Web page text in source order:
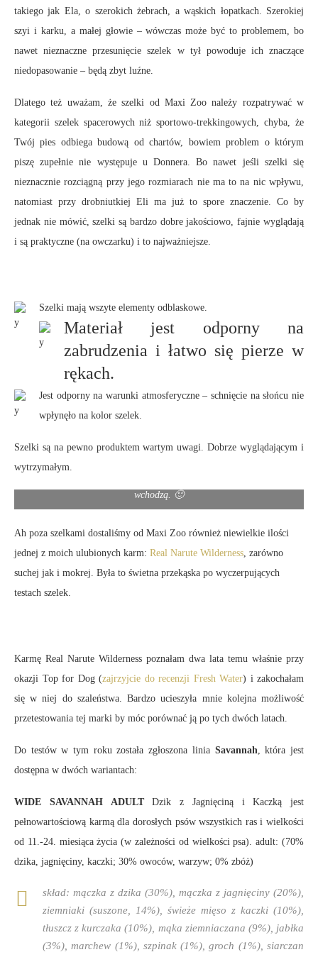
takiego jak Ela, o szerokich żebrach, a wąskich łopatkach. Szerokiej
szyi i karku, a małej głowie – wówczas może być to problemem, bo
nawet nieznaczne przesunięcie szelek w tył powoduje ich znaczące
niedopasowanie – będą zbyt luźne.
Dlatego też uważam, że szelki od Maxi Zoo należy rozpatrywać w
kategorii szelek spacerowych niż sportowo-trekkingowych, chyba, że
Twój pies odbiega budową od chartów, bowiem problem o którym
piszę zupełnie nie występuje u Donnera. Bo nawet jeśli szelki się
nieznacznie rozciągną przy jego rozmiarach nie ma to na nic wpływu,
natomiast przy drobniutkiej Eli ma już to spore znaczenie. Co by
jednak nie mówić, szelki są bardzo dobre jakościowo, fajnie wyglądają
i są praktyczne (na owczarku) i to najważniejsze.
Szelki mają wszyte elementy odblaskowe.
Materiał jest odporny na
zabrudzenia i łatwo się pierze w
rękach.
Jest odporny na warunki atmosferyczne – schnięcie na słońcu nie
wpłynęło na kolor szelek.
Szelki są na pewno produktem wartym uwagi. Dobrze wyglądającym i
wytrzymałym.
wchodzą. 🙂
Ah poza szelkami dostaliśmy od Maxi Zoo również niewielkie ilości
jednej z moich ulubionych karm: Real Narute Wilderness, zarówno
suchej jak i mokrej. Była to świetna przekąska po wyczerpujących
testach szelek.
Karmę Real Narute Wilderness poznałam dwa lata temu właśnie przy
okazji Top for Dog (zajrzyjcie do recenzji Fresh Water) i zakochałam
się w niej do szaleństwa. Bardzo ucieszyła mnie kolejna możliwość
przetestowania tej marki by móc porównać ją po tych dwóch latach.
Do testów w tym roku została zgłoszona linia Savannah, która jest
dostępna w dwóch wariantach:
WIDE SAVANNAH ADULTDzik z Jagnięciną i Kaczką jest
pełnowartościową karmą dla dorosłych psów wszystkich ras i wielkości
od 11.-24. miesiąca życia (w zależności od wielkości psa). adult: (70%
dzika, jagnięciny, kaczki; 30% owoców, warzyw; 0% zbóż)
skład: mączka z dzika (30%), mączka z jagnięciny (20%),
ziemniaki (suszone, 14%), świeże mięso z kaczki (10%),
tłuszcz z kurczaka (10%), mąka ziemniaczana (9%), jabłka
(3%), marchew (1%), szpinak (1%), groch (1%), siarczan